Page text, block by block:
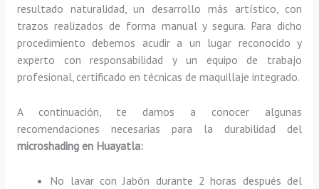
resultado naturalidad, un desarrollo más artístico, con
trazos realizados de forma manual y segura. Para dicho
procedimiento debemos acudir a un lugar reconocido y
experto con responsabilidad y un equipo de trabajo
profesional, certificado en técnicas de maquillaje integrado.
A continuación, te damos a conocer algunas
recomendaciones necesarias para la durabilidad del
microshading en Huayatla:
No lavar con Jabón durante 2 horas después del